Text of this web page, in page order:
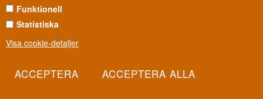
Funktionell
Statistiska
Visa cookie-detaljer
Norges minsta ösamhälle har fostrat ett destilleri som gör whisky
lika avsides beläget som klippön själv. Myken Whisky bär havet,
Les mer
Myken Hungarian Dance 2020 Arctic